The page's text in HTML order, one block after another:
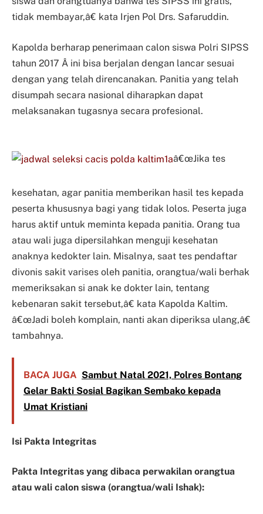
tidak membayar,â€ kata Irjen Pol Drs. Safaruddin.
Kapolda berharap penerimaan calon siswa Polri SIPSS
tahun 2017 Â ini bisa berjalan dengan lancar sesuai
dengan yang telah direncanakan. Panitia yang telah
disumpah secara nasional diharapkan dapat
melaksanakan tugasnya secara profesional.
â€œJika tes
kesehatan, agar panitia memberikan hasil tes kepada
peserta khususnya bagi yang tidak lolos. Peserta juga
harus aktif untuk meminta kepada panitia. Orang tua
atau wali juga dipersilahkan menguji kesehatan
anaknya kedokter lain. Misalnya, saat tes pendaftar
divonis sakit varises oleh panitia, orangtua/wali berhak
memeriksakan si anak ke dokter lain, tentang
kebenaran sakit tersebut,â€ kata Kapolda Kaltim.
â€œJadi boleh komplain, nanti akan diperiksa ulang,â€
tambahnya.
BACA JUGA Sambut Natal 2021, Polres Bontang
Gelar Bakti Sosial Bagikan Sembako kepada
Umat Kristiani
Isi Pakta Integritas
Pakta Integritas yang dibaca perwakilan orangtua
atau wali calon siswa (orangtua/wali Ishak):